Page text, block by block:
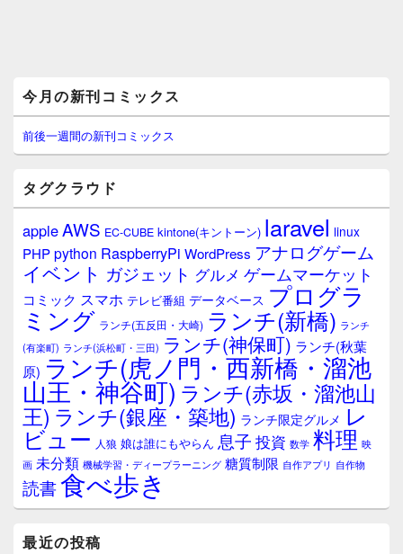
イ
ン
サ
イ
ウ
ィ
ジ
ェ
ア
今月の新刊コミックス
前後一週間の新刊コミックス
タグクラウド
appleAWS EC-CUBE kintone(キントーン) laravel linux
PHPpython RaspberryPi WordPress アナログゲーム
イベント ガジェット グルメ ゲームマーケット
コミック スマホ テレビ番組 データベース プログラ
ミング ランチ(五反田・大崎) ランチ(新橋) ランチ
(有楽町) ランチ(浜松町・三田) ランチ(神保町) ランチ(秋葉
原) ランチ(虎ノ門・西新橋・溜池
山王・神谷町) ランチ(赤坂・溜池山
王) ランチ(銀座・築地) ランチ限定グルメ レ
ビュー 人狼 娘は誰にもやらん 息子 投資 数学 料理 映
画 未分類 機械学習・ディープラーニング 糖質制限 自作アプリ 自作物
読書食べ歩き
最近の投稿